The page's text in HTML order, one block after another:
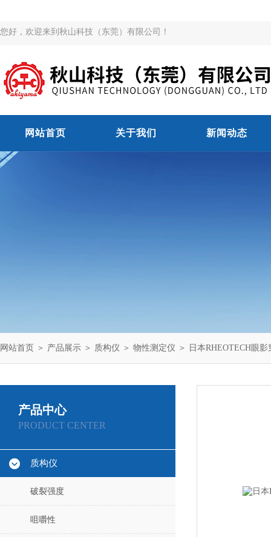
您好，欢迎来到秋山科技（东莞）有限公司！
网站首页 关于我们 新闻动态
网站首页 ＞ 产品展示 ＞ 质构仪 ＞ 物性测定仪 ＞ 日本RHEOTECH眼影
产品中心
PRODUCT CENTER
质构仪
破裂强度
咀嚼性